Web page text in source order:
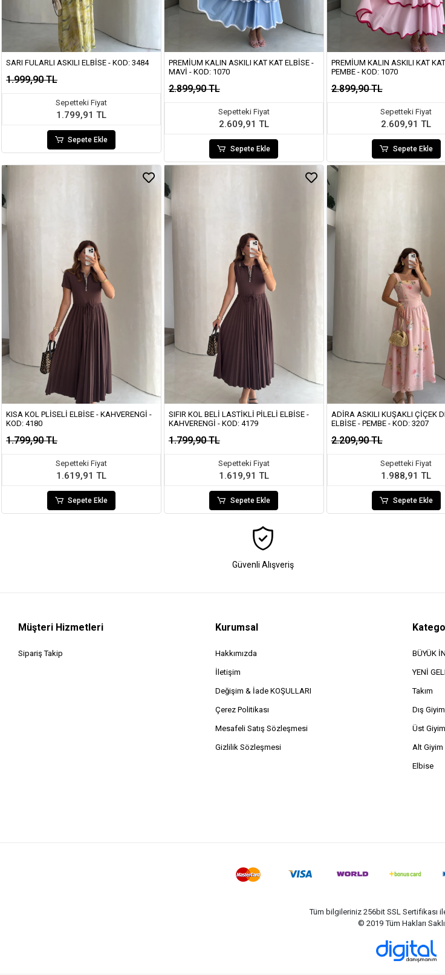
SARI FULARLI ASKILI ELBISE - KOD: 3484
1.999,90 TL
Sepetteki Fiyat
1.799,91 TL
Sepete Ekle
PREMIUM KALIN ASKILI KAT KAT ELBISE -
MAVI - KOD: 1070
2.899,90 TL
Sepetteki Fiyat
2.609,91 TL
Sepete Ekle
PREMIUM KALIN ASKILI KAT
PEMBE - KOD: 1070
2.899,90 TL
Sepetteki Fiyat
2.609,91 TL
Sepete Ekle
KISA KOL PLISELI ELBISE - KAHVERENGI -
KOD: 4180
1.799,90 TL
Sepetteki Fiyat
1.619,91 TL
Sepete Ekle
SIFIR KOL BELI LASTIKLI PILELI ELBISE -
KAHVERENGI - KOD: 4179
1.799,90 TL
Sepetteki Fiyat
1.619,91 TL
Sepete Ekle
ADIRA ASKILI KUŞAKLI ÇIÇEK
ELBISE - PEMBE - KOD: 3207
2.209,90 TL
Sepetteki Fiyat
1.988,91 TL
Sepete Ekle
Güvenli Alışveriş
Müşteri Hizmetleri
Sipariş Takip
Kurumsal
Hakkımızda
İletişim
Değişim & İade KOŞULLARI
Çerez Politikası
Mesafeli Satış Sözleşmesi
Gizlilik Sözleşmesi
BÜYÜK
YENİ
Takım
Dış Giyim
Üst Giyim
Alt Giyim
Elbise
Tüm bilgileriniz 256bit SSL Sertifikası
© 2019Tüm Hakları